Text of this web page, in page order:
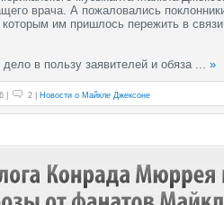
врача. А пожаловались
им пришлось пережить в
в пользу заявителей и обяза
»
| 2 | Новости о Майкле Джексоне